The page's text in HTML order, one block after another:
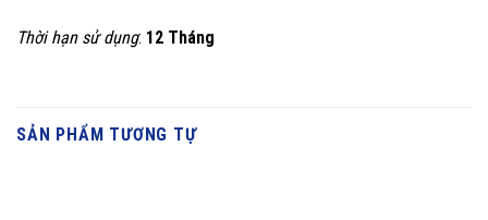
Thời hạn sử dụng: 12 Tháng
SẢN PHẨM TƯƠNG TỰ